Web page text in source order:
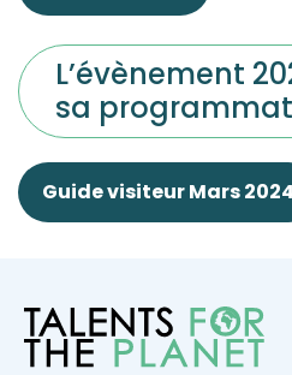
L’évènement
sa
Guide visiteur Mars 2024